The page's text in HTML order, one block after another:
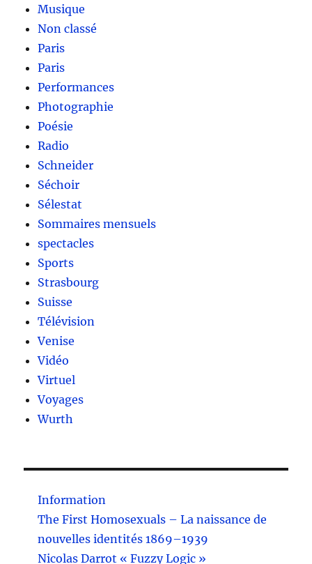
Musique
Non classé
Paris
Paris
Performances
Photographie
Poésie
Radio
Schneider
Séchoir
Sélestat
Sommaires mensuels
spectacles
Sports
Strasbourg
Suisse
Télévision
Venise
Vidéo
Virtuel
Voyages
Wurth
Information
The First Homosexuals – La naissance de
nouvelles identités 1869–1939
Nicolas Darrot « Fuzzy Logic »